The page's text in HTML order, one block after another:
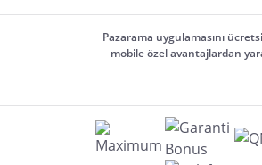
Pazarama uygulamasını
mobile özel avantajlardan